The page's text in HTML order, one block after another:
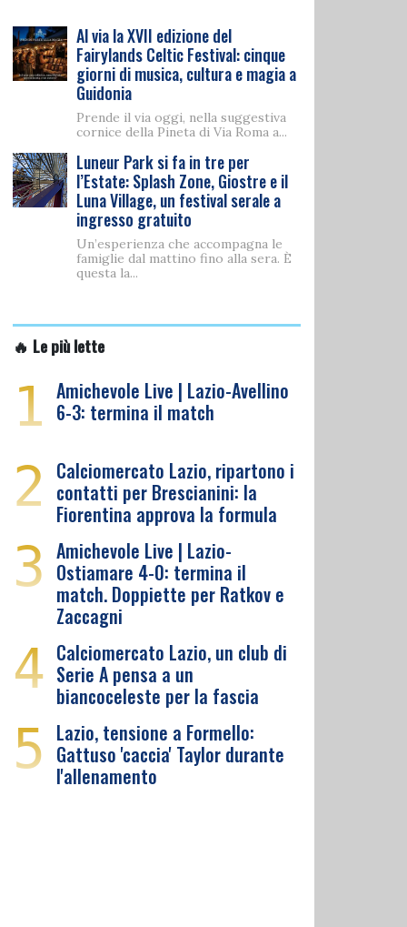
Al via la XVII edizione del
Fairylands Celtic Festival: cinque
giorni di musica, cultura e magia a
Guidonia
Prende il via oggi, nella suggestiva
cornice della Pineta di Via Roma a...
Luneur Park si fa in tre per
l’Estate: Splash Zone, Giostre e il
Luna Village, un festival serale a
ingresso gratuito
Un’esperienza che accompagna le
famiglie dal mattino fino alla sera. È
questa la...
🔥 Le più lette
1 Amichevole Live | Lazio-Avellino
6-3: termina il match
2 Calciomercato Lazio, ripartono i
contatti per Brescianini: la
Fiorentina approva la formula
3 Amichevole Live | Lazio-
Ostiamare 4-0: termina il
match. Doppiette per Ratkov e
Zaccagni
4 Calciomercato Lazio, un club di
Serie A pensa a un
biancoceleste per la fascia
5 Lazio, tensione a Formello:
Gattuso 'caccia' Taylor durante
l'allenamento